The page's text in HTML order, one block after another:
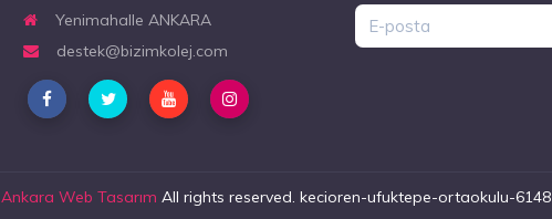
Yenimahalle ANKARA
destek@bizimkolej.com
Ankara Web Tasarım All rights reserved. kecioren-ufuktepe-ortaokulu-6148